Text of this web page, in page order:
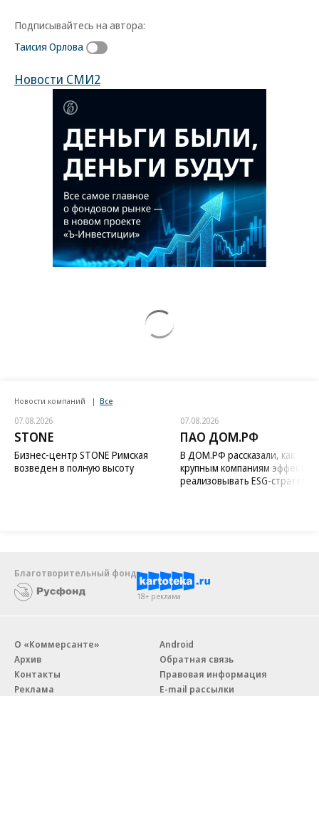
Подписывайтесь на автора:
Таисия Орлова
Новости СМИ2
Новости компаний Все
07.08.2026
STONE
Бизнес-центр STONE Римская
возведен в полную высоту
07.08.2026
ПАО ДОМ.РФ
В ДОМ.РФ рассказали, как
крупным компаниям
реализовывать ESG-стратегию
Благотворительный фонд
18+ реклама
О «Коммерсанте»
Архив
Контакты
Реклама
Android
Обратная связь
Правовая информация
E-mail рассылки